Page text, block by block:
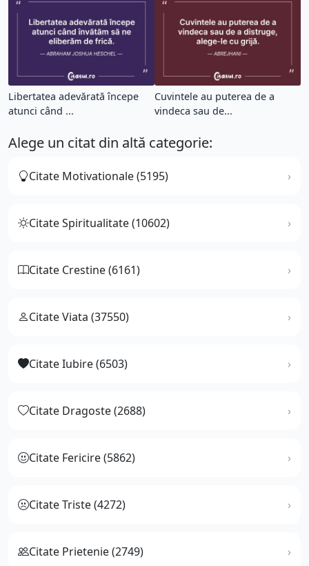
Libertatea adevărată începe
atunci când ...
Cuvintele au puterea de a
vindeca sau de...
Alege un citat din altă categorie:
Citate Motivationale (5195)
Citate Spiritualitate (10602)
Citate Crestine (6161)
Citate Viata (37550)
Citate Iubire (6503)
Citate Dragoste (2688)
Citate Fericire (5862)
Citate Triste (4272)
Citate Prietenie (2749)